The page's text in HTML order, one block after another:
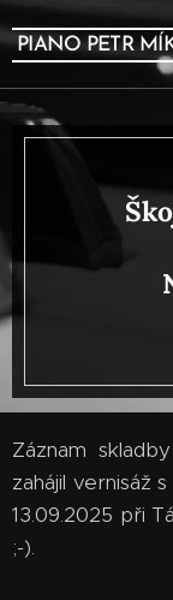
PIANO PETR
Záznam
zahájil vernisáž
13.09.2025 při
;-).